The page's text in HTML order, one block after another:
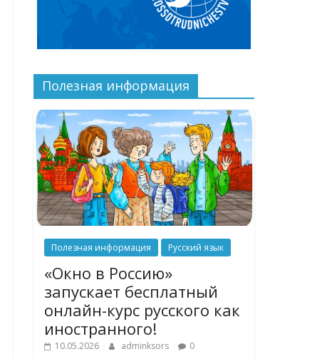
Полезная информация
Полезная информация Русский язык
«Окно в Россию»
запускает бесплатный
онлайн-курс русского как
иностранного!
10.05.2026 adminksors 0